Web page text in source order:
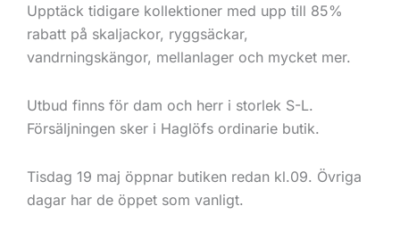
Upptäck tidigare kollektioner med upp till 85%
rabatt på skaljackor, ryggsäckar,
vandrningskängor, mellanlager och mycket mer.
Utbud finns för dam och herr i storlek S-L.
Försäljningen sker i Haglöfs ordinarie butik.
Tisdag 19 maj öppnar butiken redan kl.09. Övriga
dagar har de öppet som vanligt.